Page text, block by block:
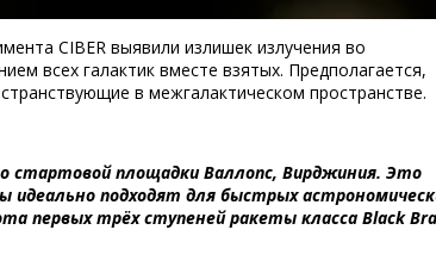
CIBER выявили излишек излучения во
всех галактик вместе взятых. Предполагается,
в межгалактическом пространстве.
стартовой площадки Валлопс, Вирджиния. Это
идеально подходят для быстрых
первых трёх ступеней ракеты класса Black